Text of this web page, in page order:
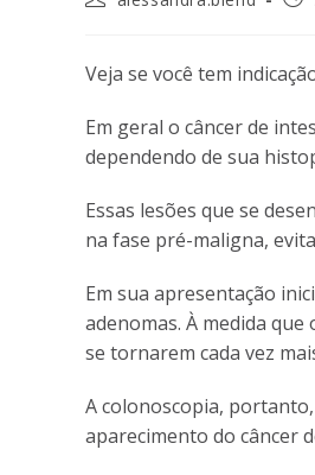
Veja se você tem
Em geral o câncer de
dependendo de sua
Essas lesões que se
na fase pré-maligna,
Em sua apresentação
adenomas. À medida
se tornarem cada vez
A colonoscopia,
aparecimento do câncer